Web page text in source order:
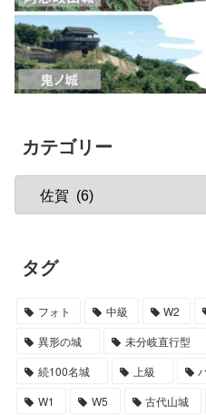
カテゴリー
タグ
フォト 中級 W2
異形の城
未分岐直行型
続100名城
上級
W1
W5 古代山城